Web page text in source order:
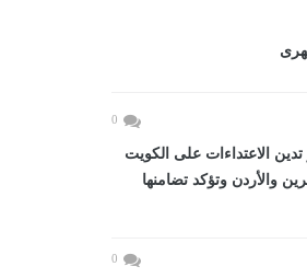
0
الاعتداءات على الكويت
والأردن وتؤكد تضامنها
0